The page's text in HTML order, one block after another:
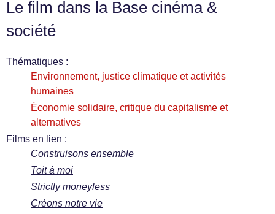
Le film dans la Base cinéma &
société
Thématiques :
Environnement, justice climatique et activités
humaines
Économie solidaire, critique du capitalisme et
alternatives
Films en lien :
Construisons ensemble
Toit à moi
Strictly moneyless
Créons notre vie